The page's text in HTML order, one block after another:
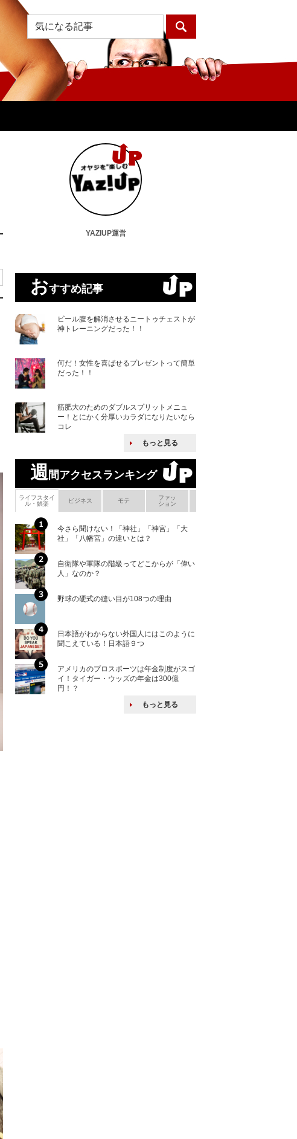
YAZIUP運営
おすすめ記事
ビール腹を解消させるニートゥチェストが
神トレーニングだった！！
何だ！女性を喜ばせるプレゼントって簡単
だった！！
筋肥大のためのダブルスプリットメニュ
ー！とにかく分厚いカラダになりたいなら
コレ
もっと見る
週間アクセスランキング
ライフスタイ
ル・娯楽
ビジネス モテ
ファッ
ション
今さら聞けない！「神社」「神宮」「大
社」「八幡宮」の違いとは？
自衛隊や軍隊の階級ってどこからが「偉い
人」なのか？
野球の硬式の縫い目が108つの理由
日本語がわからない外国人にはこのように
聞こえている！日本語９つ
アメリカのプロスポーツは年金制度がスゴ
イ！タイガー・ウッズの年金は300億
円！？
もっと見る